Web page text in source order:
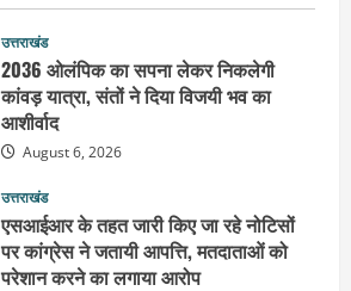
उत्तराखंड
एसआईआर के तहत जारी किए जा रहे नोटिसों
पर कांग्रेस ने जतायी आपत्ति, मतदाताओं को
परेशान करने का लगाया आरोप
August 6, 2026
उत्तराखंड
महंत यति रामस्वरूप आनंद गिरि को लेकर पूरे
दिन चला हाई वोल्टेज ड्रामा, चौकी से अपने
साथ ले गए यति नरसिंहानंद गिरी